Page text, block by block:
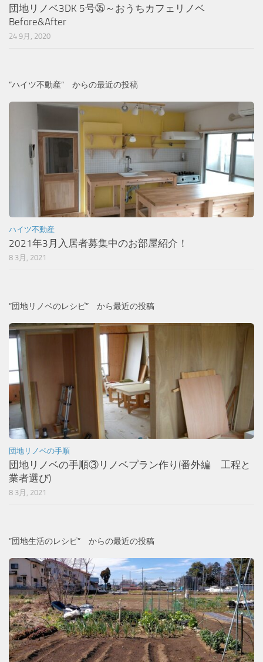
団地リノベ3DK 5号㉟～おうちカフェリノベ
Before&After
24 9月, 2020
”ハイツ不動産” からの最近の投稿
ハイツ不動産
2021年3月入居者募集中のお部屋紹介！
8 3月, 2021
”団地リノベのレシピ” から最近の投稿
団地リノベの手順
団地リノベの手順③リノベプラン作り(番外編 工程と
業者選び)
8 3月, 2021
”団地生活のレシピ” からの最近の投稿